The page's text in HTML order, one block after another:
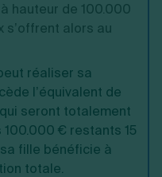
hauteur de 100.000
s’offrent alors au
réaliser sa
l’équivalent de
seront totalement
€ restants 15
fille bénéficie à
totale.